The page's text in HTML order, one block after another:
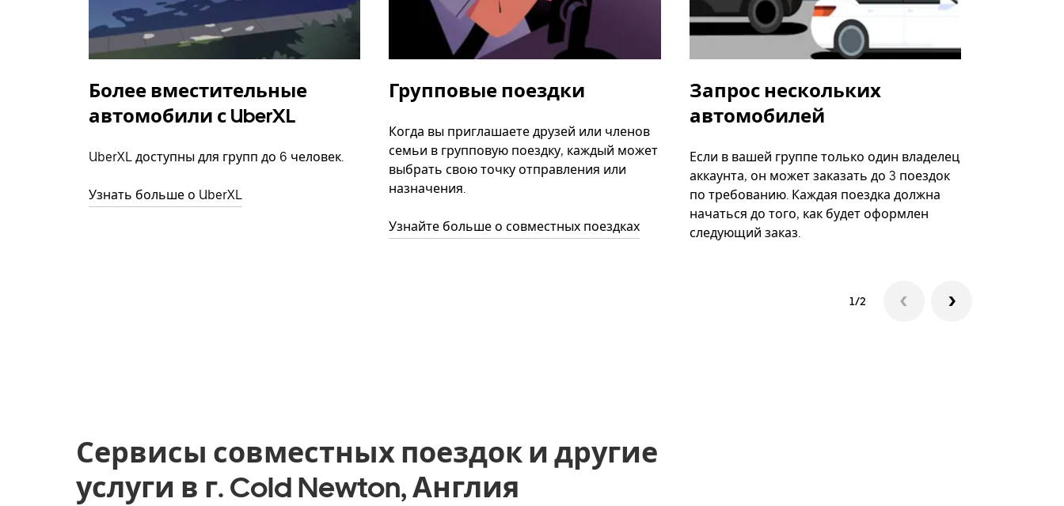
Более вместительные
автомобили с UberXL
UberXL доступны для групп до 6 человек.
Узнать больше о UberXL
Групповые поездки
Когда вы приглашаете друзей или членов
семьи в групповую поездку, каждый может
выбрать свою точку отправления или
назначения.
Узнайте больше о совместных поездках
Запрос нескольких
автомобилей
Если в вашей группе только один владелец
аккаунта, он может заказать до 3 поездок
по требованию. Каждая поездка должна
начаться до того, как будет оформлен
следующий заказ.
1/2
Сервисы совместных поездок и другие
услуги в г. Cold Newton, Англия